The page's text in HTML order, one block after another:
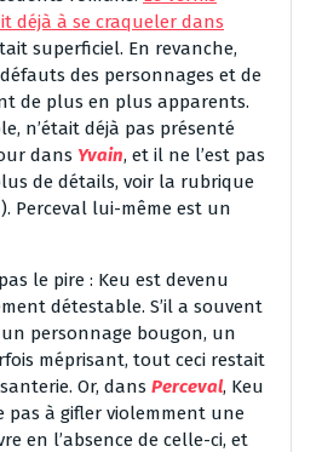
déjà à se craqueler dans
superficiel. En revanche,
des personnages et de
de plus en plus apparents.
n’était déjà pas présenté
dans Yvain, et il ne l’est pas
de détails, voir la rubrique
Perceval lui-même est un
le pire : Keu est devenu
détestable. S’il a souvent
personnage bougon, un
méprisant, tout ceci restait
Or, dans Perceval, Keu
pas à gifler violemment une
en l’absence de celle-ci, et